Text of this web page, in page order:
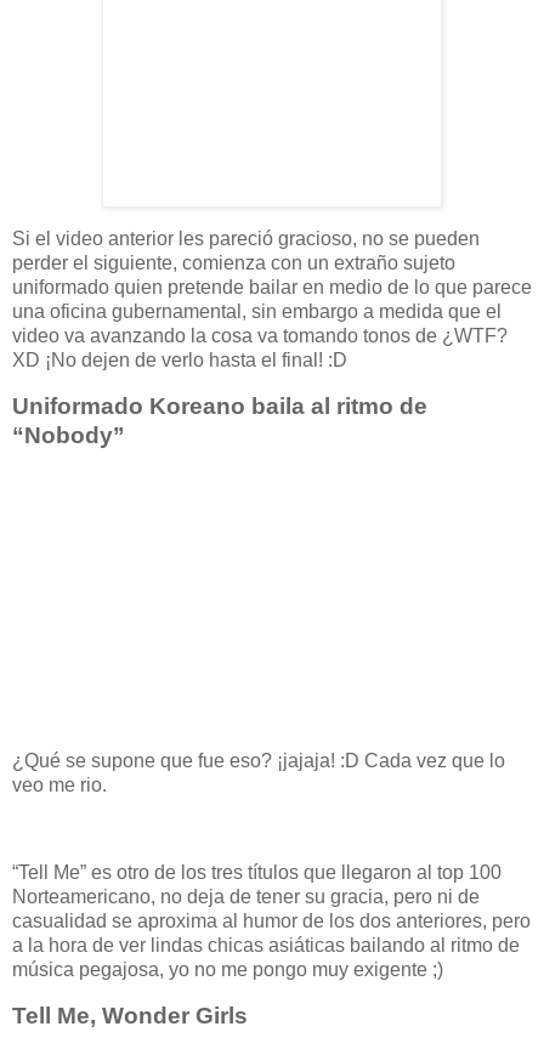
Si el video anterior les pareció gracioso, no se pueden
perder el siguiente, comienza con un extraño sujeto
uniformado quien pretende bailar en medio de lo que parece
una oficina gubernamental, sin embargo a medida que el
video va avanzando la cosa va tomando tonos de ¿WTF?
XD ¡No dejen de verlo hasta el final! :D
Uniformado Koreano baila al ritmo de
“Nobody”
¿Qué se supone que fue eso? ¡jajaja! :D Cada vez que lo
veo me rio.
“Tell Me” es otro de los tres títulos que llegaron al top 100
Norteamericano, no deja de tener su gracia, pero ni de
casualidad se aproxima al humor de los dos anteriores, pero
a la hora de ver lindas chicas asiáticas bailando al ritmo de
música pegajosa, yo no me pongo muy exigente ;)
Tell Me, Wonder Girls